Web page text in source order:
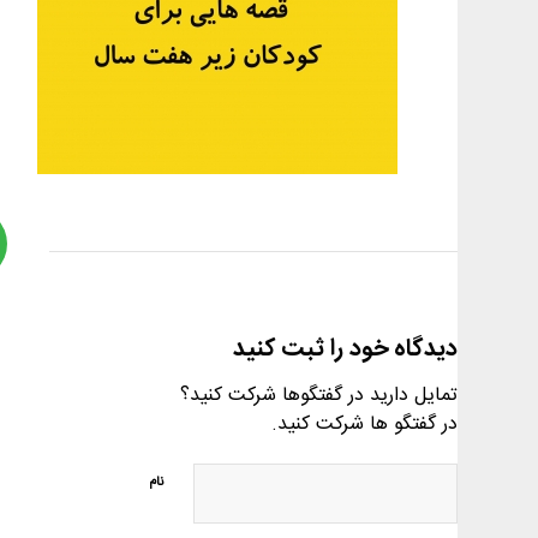
دیدگاه خود را ثبت کنید
تمایل دارید در گفتگوها شرکت کنید؟
در گفتگو ها شرکت کنید.
نام